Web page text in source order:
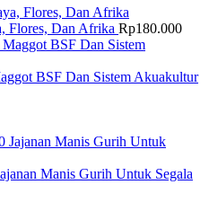
Flores, Dan Afrika Rp180.000
BSF Dan Sistem Akuakultur
Manis Gurih Untuk Segala